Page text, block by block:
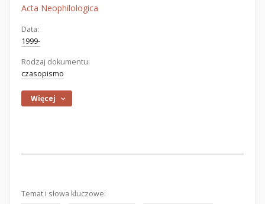
Acta Neophilologica
Data:
1999-
Rodzaj dokumentu:
czasopismo
Więcej
Temat i słowa kluczowe: